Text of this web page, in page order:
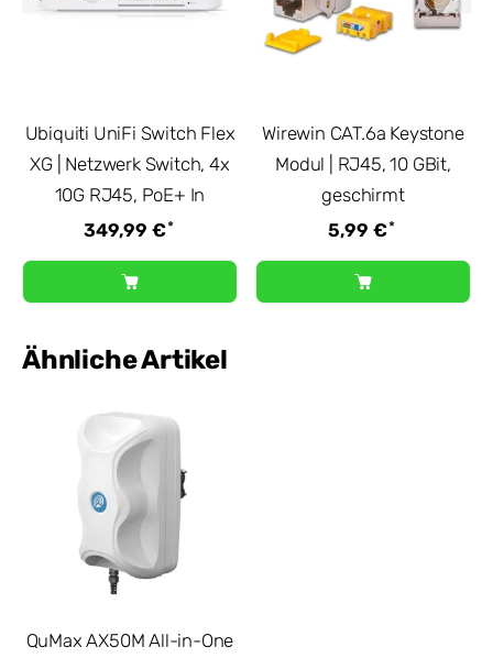
Ubiquiti UniFi Switch Flex
XG | Netzwerk Switch, 4x
10G RJ45, PoE+ In
349,99 €*
Wirewin CAT.6a Keystone
Modul | RJ45, 10 GBit,
geschirmt
5,99 €*
Ähnliche Artikel
QuMax AX50M All-in-One